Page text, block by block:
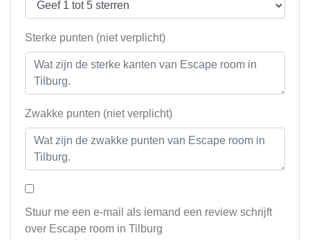
Sterke punten (niet verplicht)
Zwakke punten (niet verplicht)
Stuur me een e-mail als iemand een review schrijft
over Escape room in Tilburg